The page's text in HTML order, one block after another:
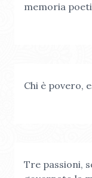
memoria
Chi è povero,
Tre passioni,